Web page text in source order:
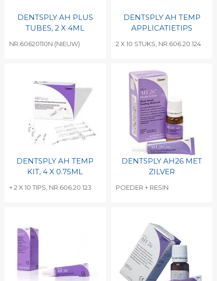
DENTSPLY AH PLUS
TUBES, 2 X 4ML
NR.60620110N (NIEUW)
DENTSPLY AH TEMP
APPLICATIETIPS
2 X 10 STUKS, NR.606.20.124
DENTSPLY AH TEMP
KIT, 4 X 0.75ML
+ 2 X 10 TIPS, NR.606.20.123
DENTSPLY AH26 MET
ZILVER
POEDER + RESIN